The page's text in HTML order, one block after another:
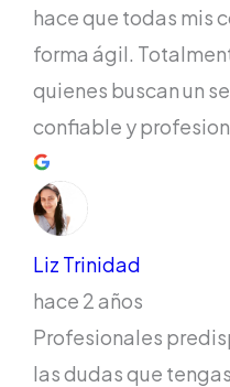
hace que todas mis
forma ágil.
quienes buscan un
confiable y
Liz Trinidad
hace 2 años
Profesionales
las dudas que